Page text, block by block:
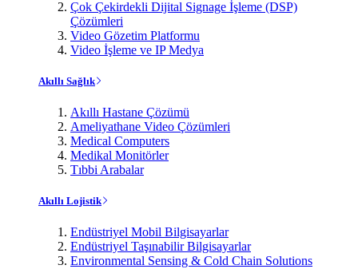
Çok Çekirdekli Dijital Signage İşleme (DSP)
Çözümleri
Video Gözetim Platformu
Video İşleme ve IP Medya
Akıllı Sağlık
Akıllı Hastane Çözümü
Ameliyathane Video Çözümleri
Medical Computers
Medikal Monitörler
Tıbbi Arabalar
Akıllı Lojistik
Endüstriyel Mobil Bilgisayarlar
Endüstriyel Taşınabilir Bilgisayarlar
Environmental Sensing & Cold Chain Solutions